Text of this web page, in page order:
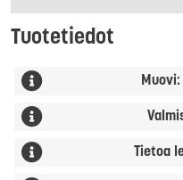
Tuotetiedot
Muovi:
Tietoa